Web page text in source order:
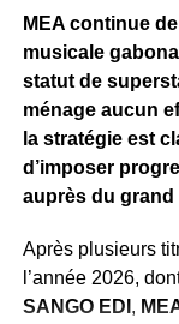
Pour porter «
campagne de
dont
« Bombarder
traduit l’ambition
marquants de la
MEA continue
musicale
statut de
ménage aucun
la stratégie est
d’imposer
auprès du grand
Après plusieurs
l’année 2026,
SANGO EDI,